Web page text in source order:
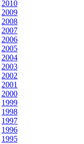
2010
2009
2008
2007
2006
2005
2004
2003
2002
2001
2000
1999
1998
1997
1996
1995